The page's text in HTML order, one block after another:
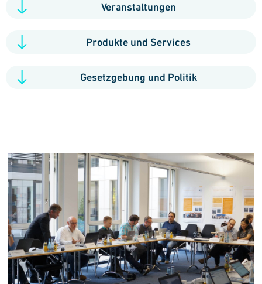
Veranstaltungen
Produkte und Services
Gesetzgebung und Politik